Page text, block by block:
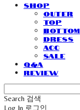
SHOP
Outer
Top
Bottom
Dress
Acc
Sale
Q&A
Review
Search 검색
Log In 로그인